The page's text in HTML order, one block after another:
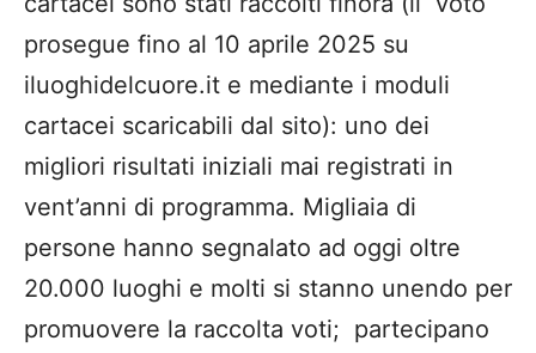
prosegue fino al 10 aprile 2025 su
iluoghidelcuore.it e mediante i moduli
cartacei scaricabili dal sito): uno dei
migliori risultati iniziali mai registrati in
vent’anni di programma. Migliaia di
persone hanno segnalato ad oggi oltre
20.000 luoghi e molti si stanno unendo per
promuovere la raccolta voti; partecipano